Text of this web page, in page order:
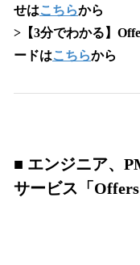
せはこちらから
>【3分でわかる】
ードはこちらから
■ エンジニア、
サービス「